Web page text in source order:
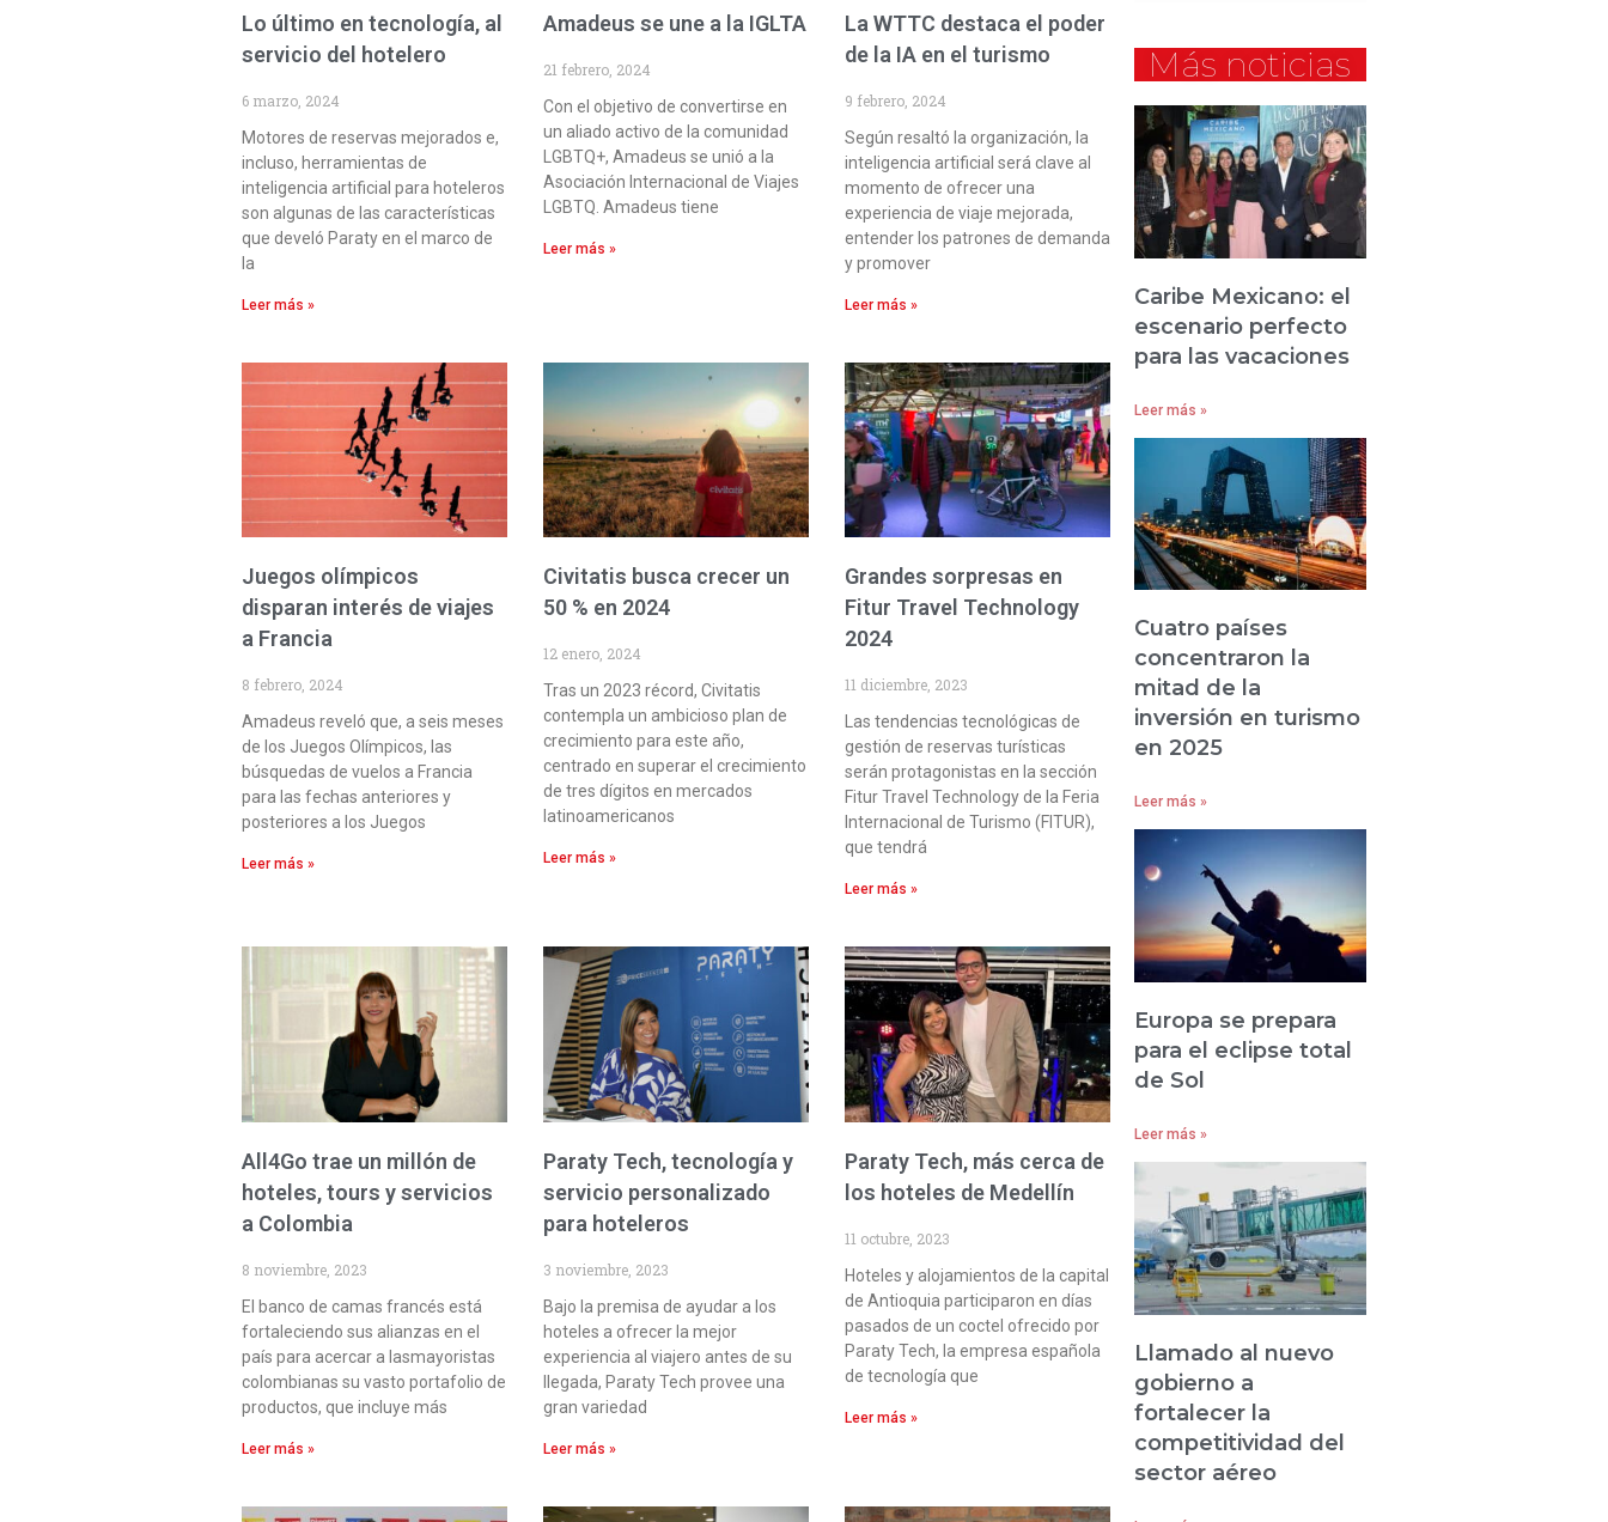
Lo último en tecnología, al
servicio del hotelero
6 marzo, 2024
Motores de reservas mejorados e,
incluso, herramientas de
inteligencia artificial para hoteleros
son algunas de las características
que develó Paraty en el marco de
la
Leer más »
Amadeus se une a la IGLTA
21 febrero, 2024
Con el objetivo de convertirse en
un aliado activo de la comunidad
LGBTQ+, Amadeus se unió a la
Asociación Internacional de Viajes
LGBTQ. Amadeus tiene
Leer más »
La WTTC destaca el poder
de la IA en el turismo
9 febrero, 2024
Según resaltó la organización, la
inteligencia artificial será clave al
momento de ofrecer una
experiencia de viaje mejorada,
entender los patrones de demanda
y promover
Leer más »
Juegos olímpicos
disparan interés de viajes
a Francia
8 febrero, 2024
Amadeus reveló que, a seis meses
de los Juegos Olímpicos, las
búsquedas de vuelos a Francia
para las fechas anteriores y
posteriores a los Juegos
Leer más »
Civitatis busca crecer un
50 % en 2024
12 enero, 2024
Tras un 2023 récord, Civitatis
contempla un ambicioso plan de
crecimiento para este año,
centrado en superar el crecimiento
de tres dígitos en mercados
latinoamericanos
Leer más »
Grandes sorpresas en
Fitur Travel Technology
2024
11 diciembre, 2023
Las tendencias tecnológicas de
gestión de reservas turísticas
serán protagonistas en la sección
Fitur Travel Technology de la Feria
Internacional de Turismo (FITUR),
que tendrá
Leer más »
All4Go trae un millón de
hoteles, tours y servicios
a Colombia
8 noviembre, 2023
El banco de camas francés está
fortaleciendo sus alianzas en el
país para acercar a lasmayoristas
colombianas su vasto portafolio de
productos, que incluye más
Leer más »
Paraty Tech, tecnología y
servicio personalizado
para hoteleros
3 noviembre, 2023
Bajo la premisa de ayudar a los
hoteles a ofrecer la mejor
experiencia al viajero antes de su
llegada, Paraty Tech provee una
gran variedad
Leer más »
Paraty Tech, más cerca de
los hoteles de Medellín
11 octubre, 2023
Hoteles y alojamientos de la capital
de Antioquia participaron en días
pasados de un coctel ofrecido por
Paraty Tech, la empresa española
de tecnología que
Leer más »
Más noticias
Caribe Mexicano: el
escenario perfecto
para las vacaciones
Leer más »
Cuatro países
concentraron la
mitad de la
inversión en turismo
en 2025
Leer más »
Europa se prepara
para el eclipse total
de Sol
Leer más »
Llamado al nuevo
gobierno a
fortalecer la
competitividad del
sector aéreo